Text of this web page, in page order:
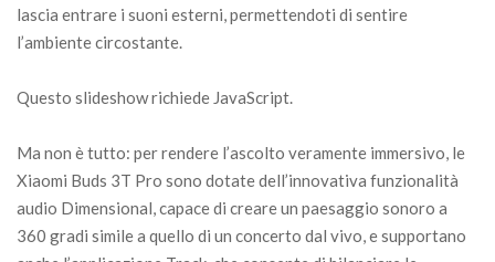
lascia entrare i suoni esterni, permettendoti di sentire
l’ambiente circostante.
Questo slideshow richiede JavaScript.
Ma non è tutto: per rendere l’ascolto veramente immersivo, le
Xiaomi Buds 3T Pro sono dotate dell’innovativa funzionalità
audio Dimensional, capace di creare un paesaggio sonoro a
360 gradi simile a quello di un concerto dal vivo, e supportano